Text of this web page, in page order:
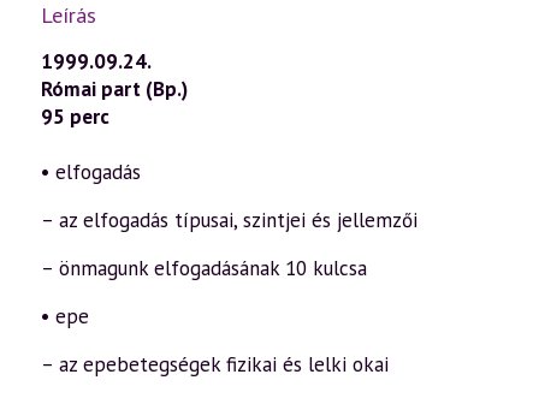
Leírás
1999.09.24.
Római part (Bp.)
95 perc
• elfogadás
– az elfogadás típusai, szintjei és jellemzői
– önmagunk elfogadásának 10 kulcsa
• epe
– az epebetegségek fizikai és lelki okai